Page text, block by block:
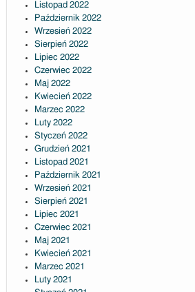
Listopad 2022
Październik 2022
Wrzesień 2022
Sierpień 2022
Lipiec 2022
Czerwiec 2022
Maj 2022
Kwiecień 2022
Marzec 2022
Luty 2022
Styczeń 2022
Grudzień 2021
Listopad 2021
Październik 2021
Wrzesień 2021
Sierpień 2021
Lipiec 2021
Czerwiec 2021
Maj 2021
Kwiecień 2021
Marzec 2021
Luty 2021